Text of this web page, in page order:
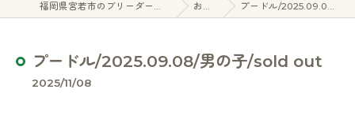
福岡県宮若市のブリーダーならドッグハウスRASA お知らせ プードル/2025.09.08/男の子/sold out
プードル/2025.09.08/男の子/sold out
2025/11/08